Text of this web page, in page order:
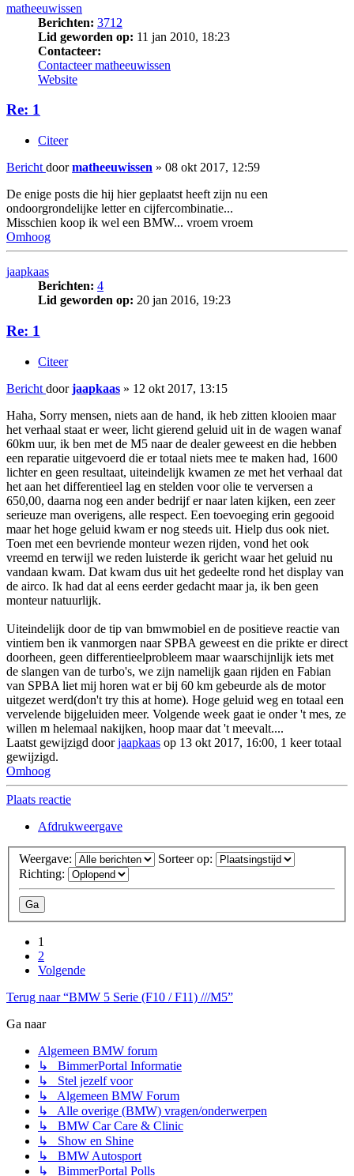
matheeuwissen
Berichten: 3712
Lid geworden op: 11 jan 2010, 18:23
Contacteer:
Contacteer matheeuwissen
Website
Re: 1
Citeer
Bericht doormatheeuwissen » 08 okt 2017, 12:59
De enige posts die hij hier geplaatst heeft zijn nu een
ondoorgrondelijke letter en cijfercombinatie...
Misschien koop ik wel een BMW... vroem vroem
Omhoog
jaapkaas
Berichten: 4
Lid geworden op: 20 jan 2016, 19:23
Re: 1
Citeer
Bericht doorjaapkaas » 12 okt 2017, 13:15
Haha, Sorry mensen, niets aan de hand, ik heb zitten klooien maar
het verhaal staat er weer, licht gierend geluid uit in de wagen wanaf
60km uur, ik ben met de M5 naar de dealer geweest en die hebben
een reparatie uitgevoerd die er totaal niets mee te maken had, 1600
lichter en geen resultaat, uiteindelijk kwamen ze met het verhaal dat
het aan het differentieel lag en stelden voor olie te verversen a
650,00, daarna nog een ander bedrijf er naar laten kijken, een zeer
serieuze man overigens, alle respect. Een toevoeging erin gegooid
maar het hoge geluid kwam er nog steeds uit. Hielp dus ook niet.
Toen met een bevriende monteur wezen rijden, vond het ook
vreemd en terwijl we reden luisterde ik gericht waar het geluid nu
vandaan kwam. Dat kwam dus uit het gedeelte rond het display van
de airco. Ik had dat al eens eerder gedacht maar ja, ik ben geen
monteur natuurlijk.
Uiteindelijk door de tip van bmwmobiel en de positieve reactie van
vintiem ben ik vanmorgen naar SPBA geweest en die prikte er direct
doorheen, geen differentieelprobleem maar waarschijnlijk iets met
de slangen van de turbo's, we zijn namelijk gaan rijden en Fabian
van SPBA liet mij horen wat er bij 60 km gebeurde als de motor
uitgezet werd(don't try this at home). Hoge geluid weg en totaal een
vervelende bijgeluiden meer. Volgende week gaat ie onder 't mes, ze
willen m helemaal nakijken, hoop maar dat 't meevalt....
Laatst gewijzigd doorjaapkaas op 13 okt 2017, 16:00, 1 keer totaal
gewijzigd.
Omhoog
Plaats reactie
Afdrukweergave
Weergave:
Sorteer op:
Richting:
1
2
Volgende
Terug naar “BMW 5 Serie (F10 / F11) ///M5”
Ga naar
Algemeen BMW forum
↳ BimmerPortal Informatie
↳ Stel jezelf voor
↳ Algemeen BMW Forum
↳ Alle overige (BMW) vragen/onderwerpen
↳ BMW Car Care & Clinic
↳ Show en Shine
↳ BMW Autosport
↳ BimmerPortal Polls